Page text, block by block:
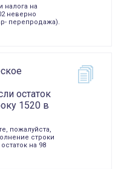
налога на
неверно
перепродажа).
остаток
1520 в
пожалуйста,
строки
на 98